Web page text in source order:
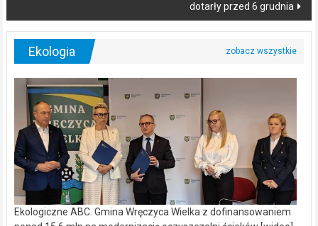
dotarły przed 6 grudnia
Ekologia
Ekologiczne ABC. Gmina Wręczyca Wielka z dofinansowaniem